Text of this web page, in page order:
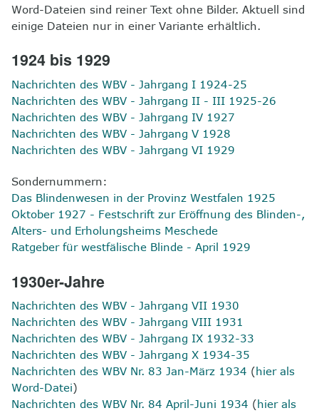
Word-Dateien sind reiner Text ohne Bilder. Aktuell sind
einige Dateien nur in einer Variante erhältlich.
1924 bis 1929
Nachrichten des WBV - Jahrgang I 1924-25
Nachrichten des WBV - Jahrgang II - III 1925-26
Nachrichten des WBV - Jahrgang IV 1927
Nachrichten des WBV - Jahrgang V 1928
Nachrichten des WBV - Jahrgang VI 1929
Sondernummern:
Das Blindenwesen in der Provinz Westfalen 1925
Oktober 1927 - Festschrift zur Eröffnung des Blinden-,
Alters- und Erholungsheims Meschede
Ratgeber für westfälische Blinde - April 1929
1930er-Jahre
Nachrichten des WBV - Jahrgang VII 1930
Nachrichten des WBV - Jahrgang VIII 1931
Nachrichten des WBV - Jahrgang IX 1932-33
Nachrichten des WBV - Jahrgang X 1934-35
Nachrichten des WBV Nr. 83 Jan-März 1934 (hier als
Word-Datei)
Nachrichten des WBV Nr. 84 April-Juni 1934 (hier als